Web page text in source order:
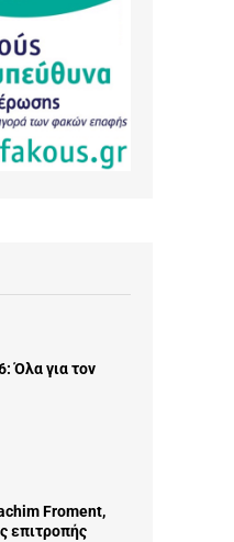
Όλα για τον
Froment,
επιτροπής